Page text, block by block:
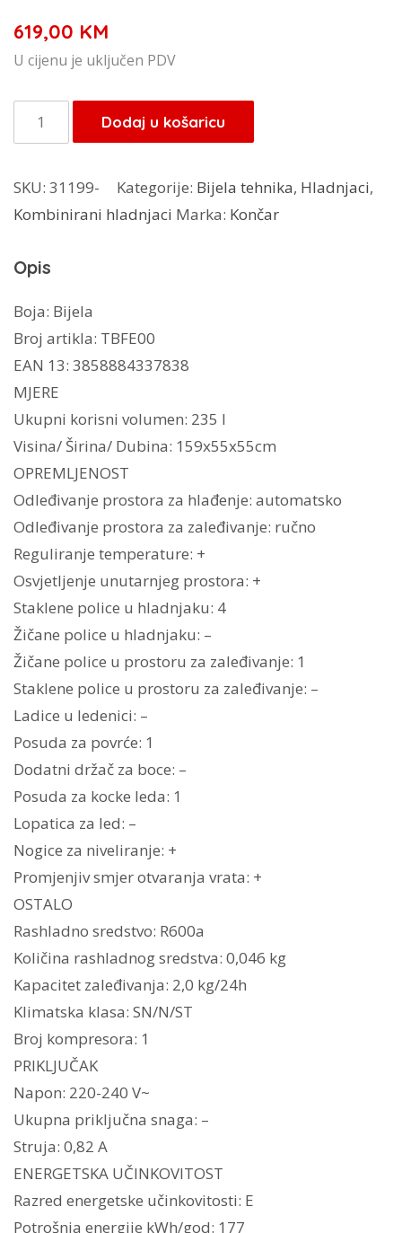
619,00 KM
U cijenu je uključen PDV
Končar
hladnjak
BM
količina
Dodaj u košaricu
SKU: 31199- Kategorije: Bijela tehnika, Hladnjaci,
Kombinirani hladnjaci Marka: Končar
Opis
Boja: Bijela
Broj artikla: TBFE00
EAN 13: 3858884337838
MJERE
Ukupni korisni volumen: 235 l
Visina/ Širina/ Dubina: 159x55x55cm
OPREMLJENOST
Odleđivanje prostora za hlađenje: automatsko
Odleđivanje prostora za zaleđivanje: ručno
Reguliranje temperature: +
Osvjetljenje unutarnjeg prostora: +
Staklene police u hladnjaku: 4
Žičane police u hladnjaku: –
Žičane police u prostoru za zaleđivanje: 1
Staklene police u prostoru za zaleđivanje: –
Ladice u ledenici: –
Posuda za povrće: 1
Dodatni držač za boce: –
Posuda za kocke leda: 1
Lopatica za led: –
Nogice za niveliranje: +
Promjenjiv smjer otvaranja vrata: +
OSTALO
Rashladno sredstvo: R600a
Količina rashladnog sredstva: 0,046 kg
Kapacitet zaleđivanja: 2,0 kg/24h
Klimatska klasa: SN/N/ST
Broj kompresora: 1
PRIKLJUČAK
Napon: 220-240 V~
Ukupna priključna snaga: –
Struja: 0,82 A
ENERGETSKA UČINKOVITOST
Razred energetske učinkovitosti: E
Potrošnja energije kWh/god: 177